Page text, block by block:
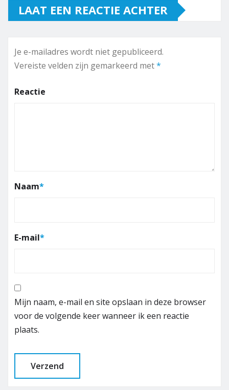
LAAT EEN REACTIE ACHTER
Je e-mailadres wordt niet gepubliceerd.
Vereiste velden zijn gemarkeerd met*
Reactie
Naam*
E-mail*
Mijn naam, e-mail en site opslaan in deze browser
voor de volgende keer wanneer ik een reactie
plaats.